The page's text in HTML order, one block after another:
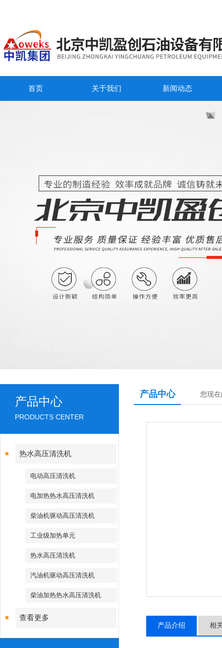
首页 关于我们 新闻动态
产品中心
PRODUCTS CENTER
热水高压清洗机
电动高压清洗机
电加热热水高压清洗机
柴油机驱动高压清洗机
工业级加热单元
热水高压清洗机
汽油机驱动高压清洗机
柴油加热热水高压清洗机
查看更多
产品中心 您现
产品介绍 相